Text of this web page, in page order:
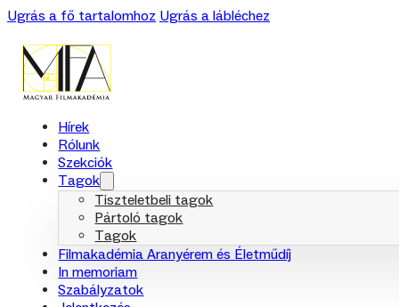
Ugrás a fő tartalomhoz Ugrás a lábléchez
Hírek
Rólunk
Szekciók
Tagok
Tiszteletbeli tagok
Pártoló tagok
Tagok
Filmakadémia Aranyérem és Életműdíj
In memoriam
Szabályzatok